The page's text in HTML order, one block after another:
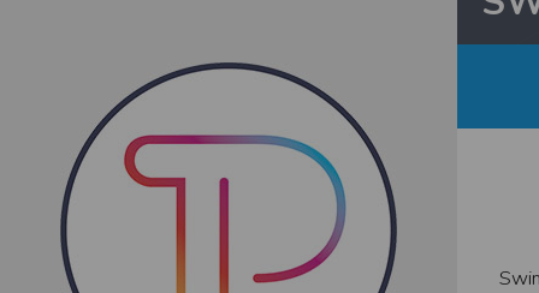
Les informations et/ou documents
L’utilisation des informations et/ou
conséquences pouvant en découler, sans
L’EDITEUR ne pourra en aucun cas
informations et/ou documents disponibles
Accès au site
L’éditeur s’efforce de permettre l’accès
sous réserve des éventuelles pannes et
Par conséquent, l’EDITEUR ne peut
de réponse ou de qualité. Il n’est prévu